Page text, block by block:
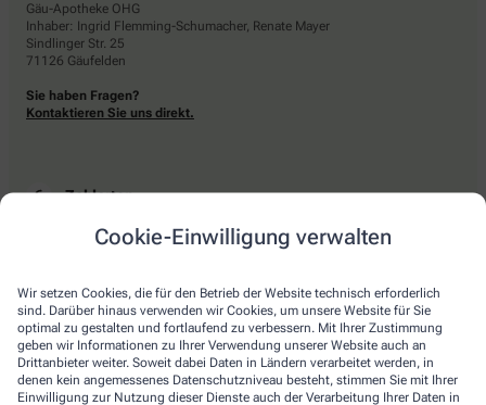
Cookie-Einwilligung verwalten
Wir setzen Cookies, die für den Betrieb der Website technisch erforderlich
sind. Darüber hinaus verwenden wir Cookies, um unsere Website für Sie
optimal zu gestalten und fortlaufend zu verbessern. Mit Ihrer Zustimmung
geben wir Informationen zu Ihrer Verwendung unserer Website auch an
Drittanbieter weiter. Soweit dabei Daten in Ländern verarbeitet werden, in
denen kein angemessenes Datenschutzniveau besteht, stimmen Sie mit Ihrer
Einwilligung zur Nutzung dieser Dienste auch der Verarbeitung Ihrer Daten in
Gäu-Apotheke OHG
Inhaber: Ingrid Flemming-Schumacher, Renate Mayer
Sindlinger Str. 25
71126 Gäufelden
Sie haben Fragen?
Kontaktieren Sie uns direkt.
Zahlarten
Bar oder mit einer anderen akzeptierten Zahlungsart Ihrer Apotheke vor Ort.
Lieferarten
Abholung in der Apotheke
Botendienstlieferung